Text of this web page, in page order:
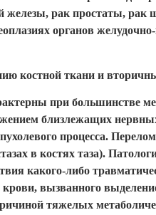
рак простаты, рак
органов
костной ткани и
при большинстве
близлежащих
процесса.
в костях таза).
какого-либо
вызванного
тяжелых